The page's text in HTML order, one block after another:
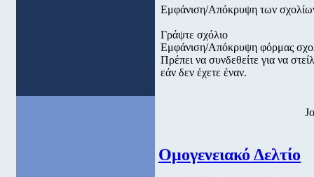
Εμφάνιση/Απόκρυψη των
Γράψτε σχόλιο
Εμφάνιση/Απόκρυψη φόρμας
Πρέπει να συνδεθείτε για να
εάν δεν έχετε έναν.
Ομογενειακό Δελτίο